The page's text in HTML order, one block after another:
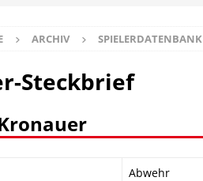
ARCHIV SPIELERDATENBANK
Steckbrief
Abwehr